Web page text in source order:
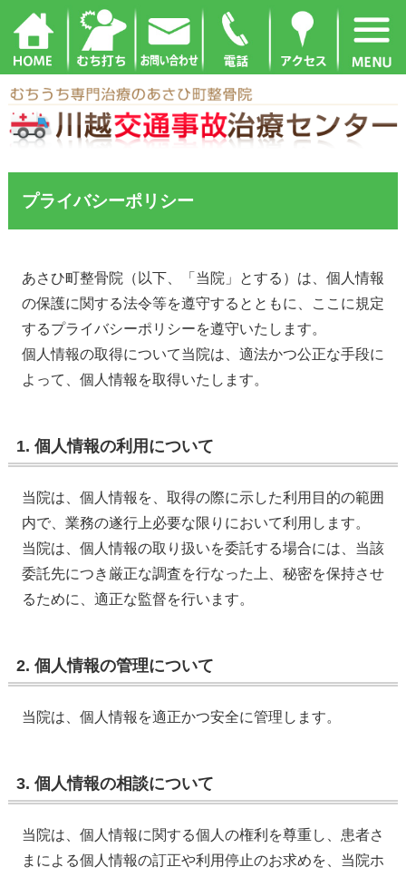
プライバシーポリシー
あさひ町整骨院（以下、「当院」とする）は、個人情報
の保護に関する法令等を遵守するとともに、ここに規定
するプライバシーポリシーを遵守いたします。
個人情報の取得について当院は、適法かつ公正な手段に
よって、個人情報を取得いたします。
1. 個人情報の利用について
当院は、個人情報を、取得の際に示した利用目的の範囲
内で、業務の遂行上必要な限りにおいて利用します。
当院は、個人情報の取り扱いを委託する場合には、当該
委託先につき厳正な調査を行なった上、秘密を保持させ
るために、適正な監督を行います。
2. 個人情報の管理について
当院は、個人情報を適正かつ安全に管理します。
3. 個人情報の相談について
当院は、個人情報に関する個人の権利を尊重し、患者さ
まによる個人情報の訂正や利用停止のお求めを、当院ホ